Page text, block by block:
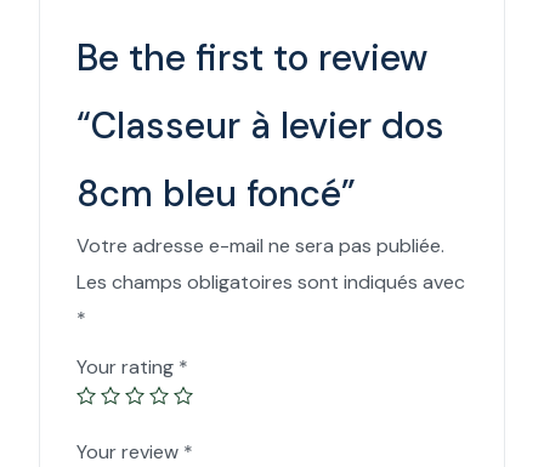
Be the first to review
“Classeur à levier dos
8cm bleu foncé”
Votre adresse e-mail ne sera pas publiée.
Les champs obligatoires sont indiqués avec
*
Your rating *
Your review *